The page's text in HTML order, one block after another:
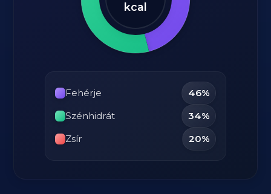
kcal
Fehérje
46%
Szénhidrát
34%
Zsír
20%